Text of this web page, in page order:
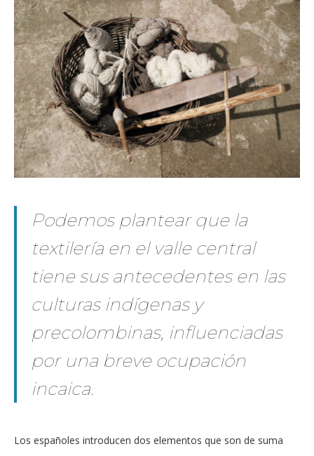
Podemos plantear que la
textilería en el valle central
tiene sus antecedentes en las
culturas indígenas y
precolombinas, influenciadas
por una breve ocupación
incaica.
Los españoles introducen dos elementos que son de suma